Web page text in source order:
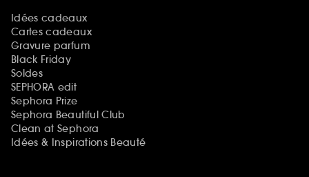
Idées cadeaux
Cartes cadeaux
Gravure parfum
Black Friday
Soldes
SEPHORA edit
Sephora Prize
Sephora Beautiful Club
Clean at Sephora
Idées & Inspirations Beauté